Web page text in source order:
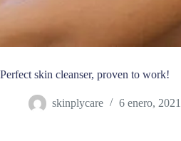
Perfect skin cleanser, proven to work!
skinplycare 6 enero, 2021